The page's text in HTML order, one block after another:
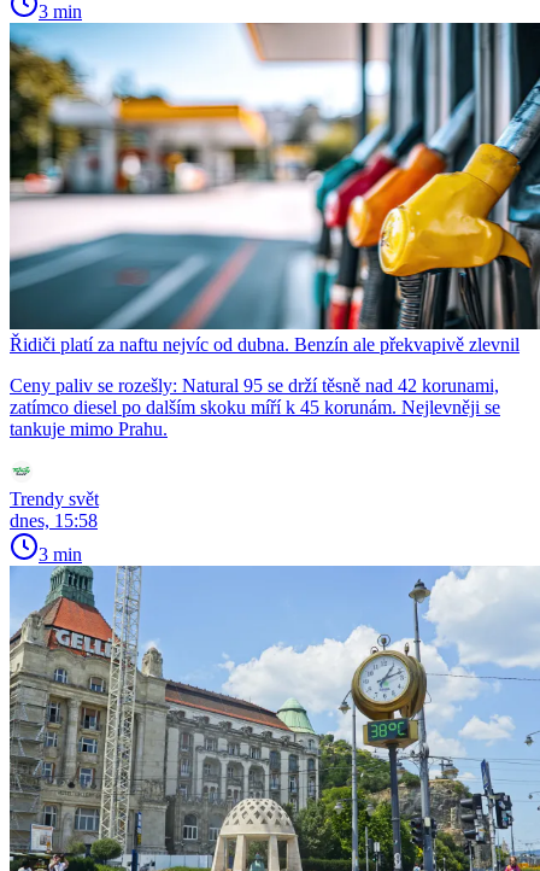
3 min
Řidiči platí za naftu nejvíc od dubna. Benzín ale překvapivě zlevnil
Ceny paliv se rozešly: Natural 95 se drží těsně nad 42 korunami,
zatímco diesel po dalším skoku míří k 45 korunám. Nejlevněji se
tankuje mimo Prahu.
Trendy svět
dnes, 15:58
3 min